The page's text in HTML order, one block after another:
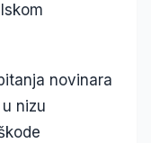
novinara
nizu